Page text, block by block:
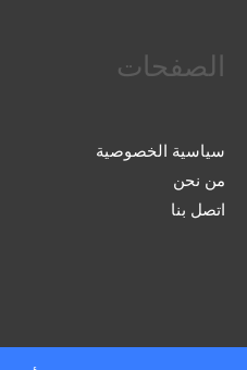
الصفحات
سياسية الخصوصية
من نحن
اتصل بنا